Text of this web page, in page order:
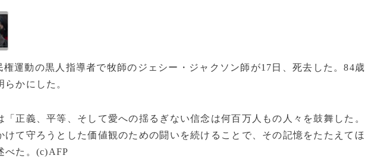
権運動の黒人指導者で牧師のジェシー・ジャクソン師が17日、死去した。84歳
かにした。
「正義、平等、そして愛への揺るぎない信念は何百万人もの人々を鼓舞した。
けて守ろうとした価値観のための闘いを続けることで、その記憶をたたえてほ
べた。(c)AFP